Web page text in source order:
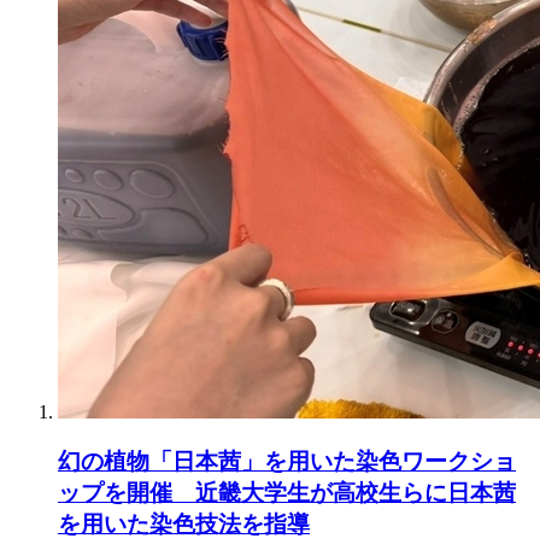
幻の植物「日本茜」を用いた染色ワークショ
ップを開催 近畿大学生が高校生らに日本茜
を用いた染色技法を指導